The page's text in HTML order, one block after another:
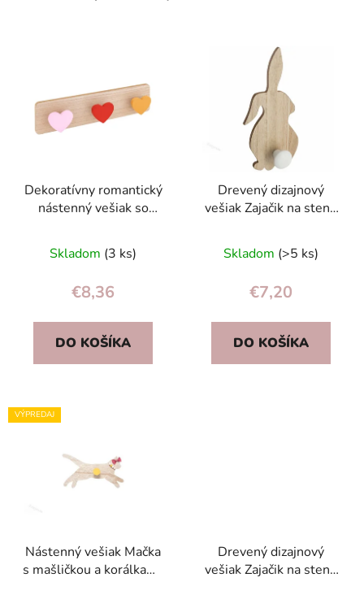
Dekoratívny romantický
nástenný vešiak so
šatky a šperky
Skladom (3 ks)
€8,36
DO KOŠÍKA
Drevený dizajnový
vešiak Zajačik na stenu
vešiak do izby
Skladom (>5 ks)
€7,20
DO KOŠÍKA
VÝPREDAJ
Nástenný vešiak Mačka
s mašličkou a korálkami,
Drevený dizajnový
vešiak Zajačik na stenu